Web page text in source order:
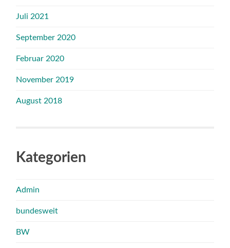
Juli 2021
September 2020
Februar 2020
November 2019
August 2018
Kategorien
Admin
bundesweit
BW